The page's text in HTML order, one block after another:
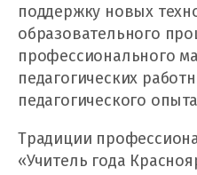
поддержку новых
образовательного
профессионального
педагогических
педагогического
Традиции
«Учитель года